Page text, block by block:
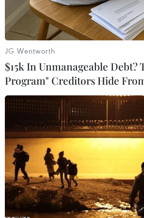
Các em học sinh có triệu chứng mất cảm
đau đầu, buồn nôn, co thắt bụng được
cứu, theo dõi. (Ảnh: Thanh
Thông tin từ Trường Trung học
Hoành Bồ (thành phố Hạ Long,
JG Wentworth
$15k In Unmanageable Debt?
Program" Creditors Hide